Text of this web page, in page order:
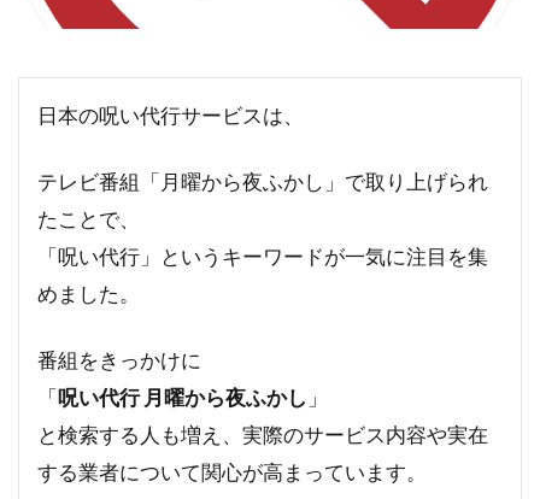
日本の呪い代行サービスは、
テレビ番組「月曜から夜ふかし」で取り上げられ
たことで、
「呪い代行」というキーワードが一気に注目を集
めました。
番組をきっかけに
「呪い代行 月曜から夜ふかし 」
と検索する人も増え、実際のサービス内容や実在
する業者について関心が高まっています。